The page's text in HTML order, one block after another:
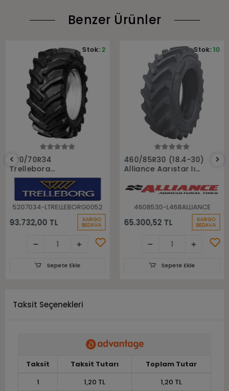
Benzer Ürünler
520/70R34
Trelleborg
148A8(148B) Tm700
Tl Radyal Traktör
Lastiği
5207034-LTRELLEBORG0052
93.732,00 TL KARGO
BEDAVA
Stok:2
Sepete Ekle
Sepete Ekle
460/85R30 (18.4-30)
Alliance Agrıstar Iı
Traktör lastiği
4608530-L468ALLIANCE
65.300,52 TL KARGO
BEDAVA
Stok:10
Sepete Ekle
Taksit Seçenekleri
Taksit Taksit Tutarı
Toplam Tutar
1
1,20 TL 1,20 TL